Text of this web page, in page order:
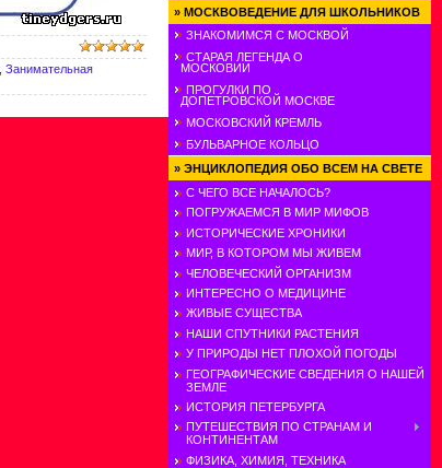
Занимательная
» МОСКВОВЕДЕНИЕ ДЛЯ ШКОЛЬНИКОВ
ЗНАКОМИМСЯ С МОСКВОЙ
СТАРАЯ ЛЕГЕНДА О
МОСКОВИИ
ПРОГУЛКИ ПО
ДОПЕТРОВСКОЙ МОСКВЕ
МОСКОВСКИЙ КРЕМЛЬ
БУЛЬВАРНОЕ КОЛЬЦО
» ЭНЦИКЛОПЕДИЯ ОБО ВСЕМ НА СВЕТЕ
С ЧЕГО ВСЕ НАЧАЛОСЬ?
ПОГРУЖАЕМСЯ В МИР МИФОВ
ИСТОРИЧЕСКИЕ ХРОНИКИ
МИР, В КОТОРОМ МЫ ЖИВЕМ
ЧЕЛОВЕЧЕСКИЙ ОРГАНИЗМ
ИНТЕРЕСНО О МЕДИЦИНЕ
ЖИВЫЕ СУЩЕСТВА
НАШИ СПУТНИКИ РАСТЕНИЯ
У ПРИРОДЫ НЕТ ПЛОХОЙ ПОГОДЫ
ГЕОГРАФИЧЕСКИЕ СВЕДЕНИЯ О НАШЕЙ
ЗЕМЛЕ
ИСТОРИЯ ПЕТЕРБУРГА
ПУТЕШЕСТВИЯ ПО СТРАНАМ И
КОНТИНЕНТАМ
ФИЗИКА, ХИМИЯ, ТЕХНИКА